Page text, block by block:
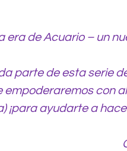
era de Acuario – un
parte de esta serie
empoderaremos con
¡para ayudarte a